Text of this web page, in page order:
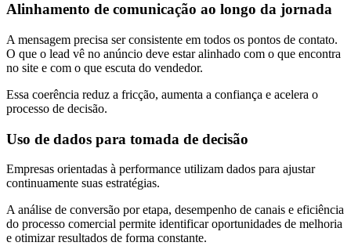
Alinhamento de comunicação ao longo da jornada
A mensagem precisa ser consistente em todos os pontos de contato.
O que o lead vê no anúncio deve estar alinhado com o que encontra
no site e com o que escuta do vendedor.
Essa coerência reduz a fricção, aumenta a confiança e acelera o
processo de decisão.
Uso de dados para tomada de decisão
Empresas orientadas à performance utilizam dados para ajustar
continuamente suas estratégias.
A análise de conversão por etapa, desempenho de canais e eficiência
do processo comercial permite identificar oportunidades de melhoria
e otimizar resultados de forma constante.